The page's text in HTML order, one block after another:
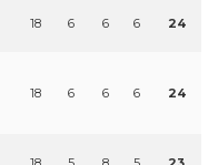
18 6 6 6 24
18 6 6 6 24